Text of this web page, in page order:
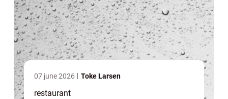
07 june 2026 Toke Larsen
restaurant